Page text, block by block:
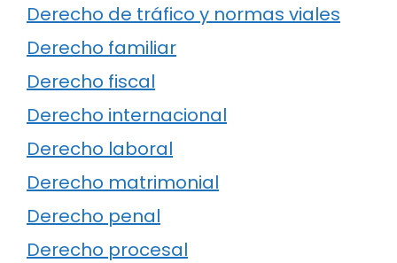
Derecho de tráfico y normas viales
Derecho familiar
Derecho fiscal
Derecho internacional
Derecho laboral
Derecho matrimonial
Derecho penal
Derecho procesal